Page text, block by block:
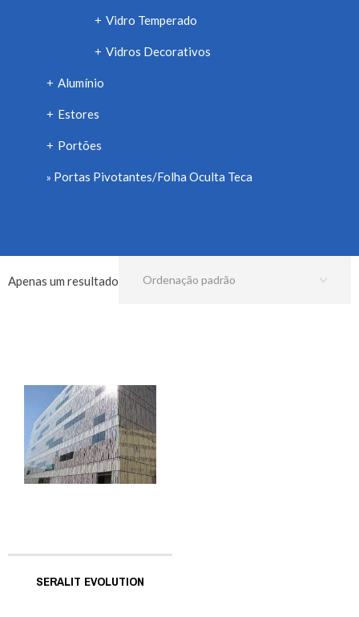
+ Vidro Temperado
+ Vidros Decorativos
+ Alumínio
+ Estores
+ Portões
Portas Pivotantes/Folha Oculta Teca
Apenas um resultado
SERALIT EVOLUTION